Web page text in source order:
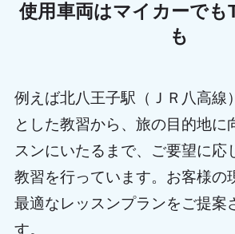
使用車両はマイカーでも
も
例えば北八王子駅（ＪＲ八高線
とした教習から、旅の目的地に
スンにいたるまで、ご要望に応
教習を行っています。お客様の
最適なレッスンプランをご提案
す。